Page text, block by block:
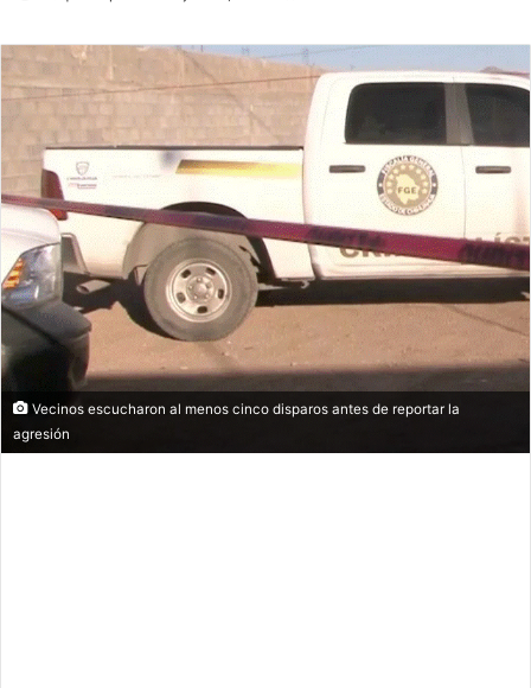
email
Vecinos escucharon al menos cinco disparos antes de reportar la
agresión